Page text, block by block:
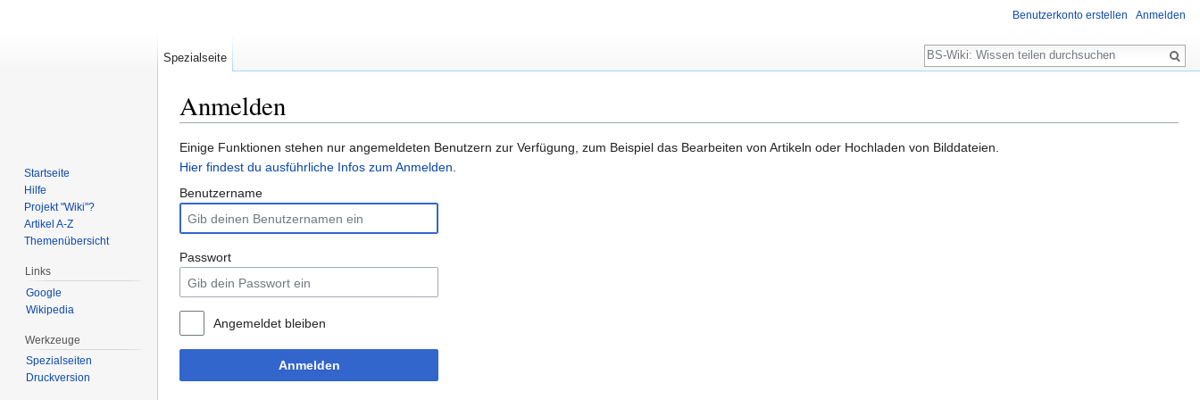
Anmelden
Einige Funktionen stehen nur angemeldeten Benutzern zur Verfügung, zum Beispiel das Bearbeiten von Artikeln oder Hochladen von Bilddateien.
Hier findest du ausführliche Infos zum Anmelden.
Benutzername
Passwort
Angemeldet bleiben
Anmelden
Benutzerkonto erstellen Anmelden
Spezialseite
Suche
Startseite
Hilfe
Projekt "Wiki"?
Artikel A-Z
Themenübersicht
Links
Google
Wikipedia
Werkzeuge
Spezialseiten
Druckversion